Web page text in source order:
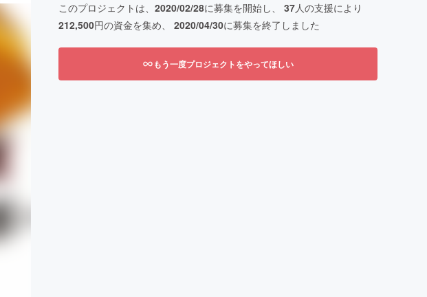
このプロジェクトは、 2020/02/28に募集を開始し、 37人の支援により
212,500円の資金を集め、 2020/04/30に募集を終了しました
もう一度プロジェクトをやってほしい